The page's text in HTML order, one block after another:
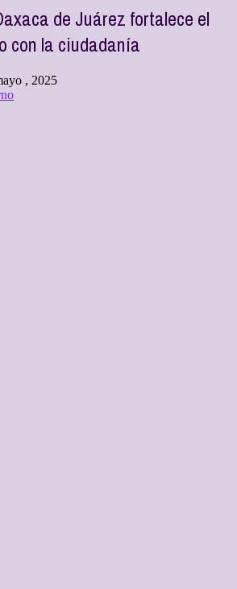
de Juárez fortalece el
con la ciudadanía
, 2025